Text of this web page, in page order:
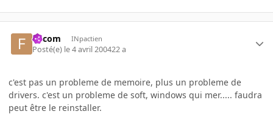
falcom INpactien
Posté(e) le 4 avril 200422 a
c'est pas un probleme de memoire, plus un probleme de
drivers. c'est un probleme de soft, windows qui mer..... faudra
peut être le reinstaller.